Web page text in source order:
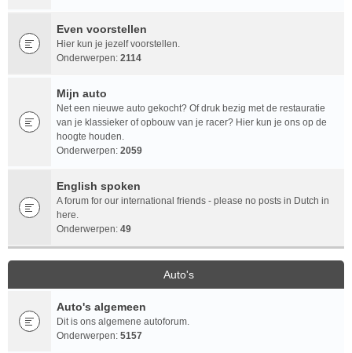
Even voorstellen
Hier kun je jezelf voorstellen.
Onderwerpen: 2114
Mijn auto
Net een nieuwe auto gekocht? Of druk bezig met de restauratie
van je klassieker of opbouw van je racer? Hier kun je ons op de
hoogte houden.
Onderwerpen: 2059
English spoken
A forum for our international friends - please no posts in Dutch in
here.
Onderwerpen: 49
Auto's
Auto's algemeen
Dit is ons algemene autoforum.
Onderwerpen: 5157